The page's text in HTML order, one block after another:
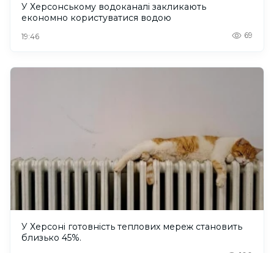
У Херсонському водоканалі закликають
економно користуватися водою
19:46 69
У Херсоні готовність теплових мереж становить
близько 45%.